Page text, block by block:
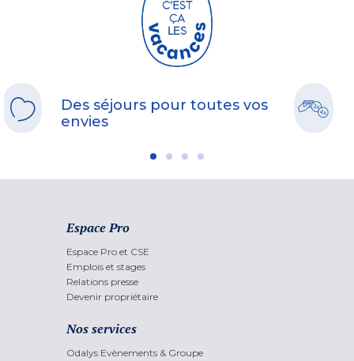
Des séjours pour toutes vos
envies
Espace Pro
Espace Pro et CSE
Emplois et stages
Relations presse
Devenir propriétaire
Nos services
Odalys Evènements & Groupe